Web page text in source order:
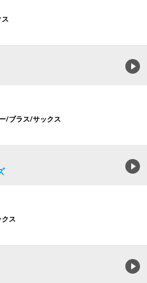
/ブラス/サックス
ス